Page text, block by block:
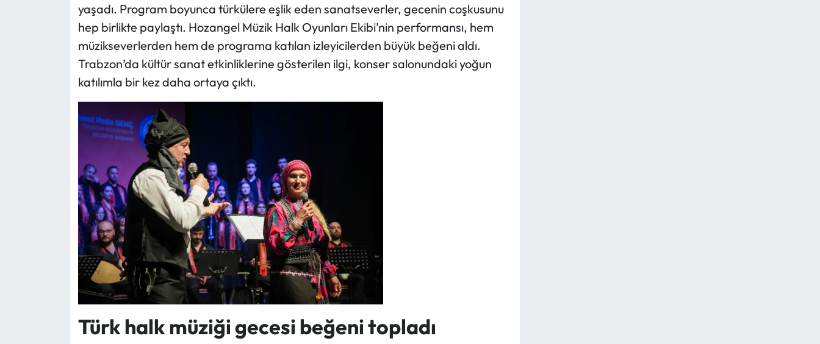
yaşadı. Program boyunca türkülere eşlik eden sanatseverler, gecenin coşkusunu
hep birlikte paylaştı. Hozangel Müzik Halk Oyunları Ekibi’nin performansı, hem
müzikseverlerden hem de programa katılan izleyicilerden büyük beğeni aldı.
Trabzon’da kültür sanat etkinliklerine gösterilen ilgi, konser salonundaki yoğun
katılımla bir kez daha ortaya çıktı.
Türk halk müziği gecesi beğeni topladı